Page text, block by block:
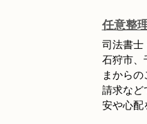
任意整
司法書士
石狩市、
まからの
請求など
安や心配